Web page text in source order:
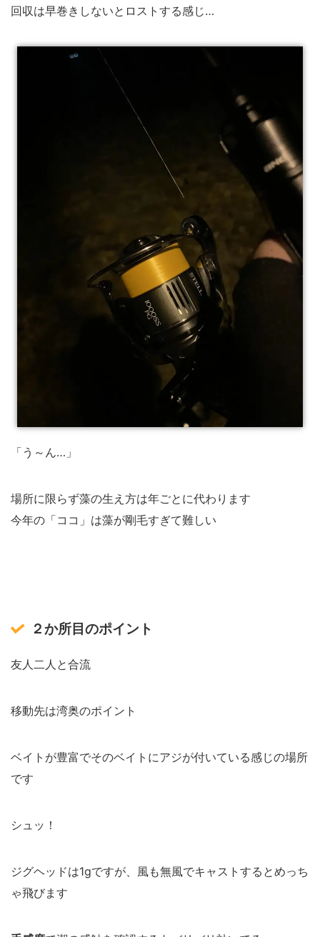
回収は早巻きしないとロストする感じ…
「う～ん…」
場所に限らず藻の生え方は年ごとに代わります
今年の「ココ」は藻が剛毛すぎて難しい
２か所目のポイント
友人二人と合流
移動先は湾奥のポイント
ベイトが豊富でそのベイトにアジが付いている感じの場所
です
シュッ！
ジグヘッドは1gですが、風も無風でキャストするとめっち
ゃ飛びます